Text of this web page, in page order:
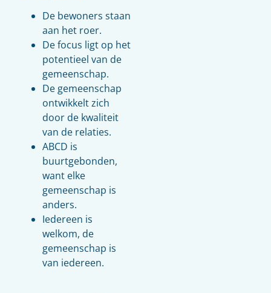
De bewoners staan
aan het roer.
De focus ligt op het
potentieel van de
gemeenschap.
De gemeenschap
ontwikkelt zich
door de kwaliteit
van de relaties.
ABCD is
buurtgebonden,
want elke
gemeenschap is
anders.
Iedereen is
welkom, de
gemeenschap is
van iedereen.